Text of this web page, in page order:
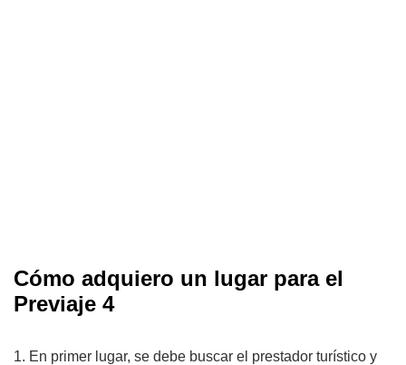
Cómo adquiero un lugar para el
Previaje 4
1. En primer lugar, se debe buscar el prestador turístico y